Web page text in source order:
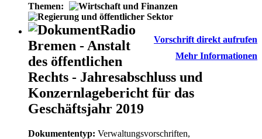
Themen:
Vorschrift direkt aufrufen
Mehr Informationen
Radio
Bremen - Anstalt
des öffentlichen
Rechts - Jahresabschluss und
Konzernlagebericht für das
Geschäftsjahr 2019
Dokumententyp: Verwaltungsvorschriften,